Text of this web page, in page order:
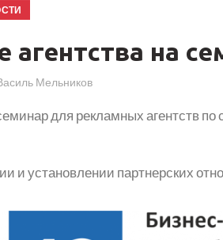
на
Мельников
для рекламных агентств по
и установлении партнерских